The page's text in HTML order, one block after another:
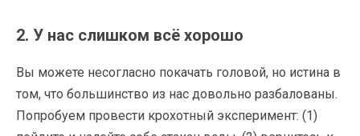
2. У нас слишком всё хорошо
Вы можете несогласно покачать головой, но истина в
том, что большинство из нас довольно разбалованы.
Попробуем провести крохотный эксперимент: (1)